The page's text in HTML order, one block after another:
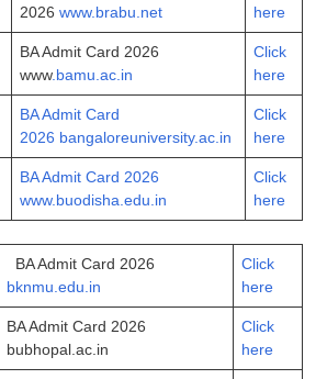
2026 www.brabu.net
here
BA Admit Card 2026
www.bamu.ac.in
Click
here
BA Admit Card
2026 bangaloreuniversity.ac.in
Click
here
BA Admit Card 2026
www.buodisha.edu.in
Click
here
BA Admit Card 2026
bknmu.edu.in
Click
here
BA Admit Card 2026
bubhopal.ac.in
Click
here